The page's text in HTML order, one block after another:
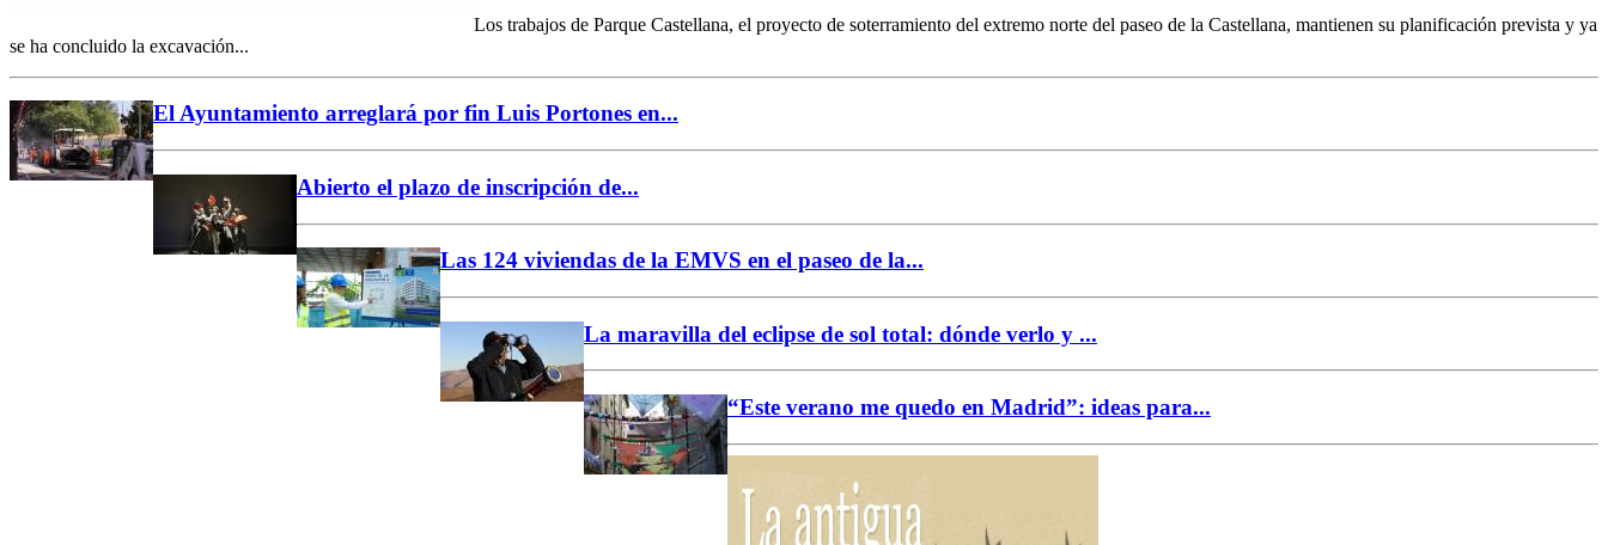
Los trabajos de Parque Castellana, el proyecto de soterramiento del extremo norte del paseo de la Castellana, mantienen su planificación prevista y ya
se ha concluido la excavación...
El Ayuntamiento arreglará por fin Luis Portones en...
Abierto el plazo de inscripción de...
Las 124 viviendas de la EMVS en el paseo de la...
La maravilla del eclipse de sol total: dónde verlo y ...
“Este verano me quedo en Madrid”: ideas para...